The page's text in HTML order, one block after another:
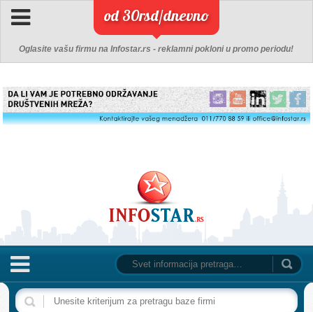
od 30rsd/dnevno
Oglasite vašu firmu na Infostar.rs - reklamni pokloni u promo periodu!
NASLOVNA